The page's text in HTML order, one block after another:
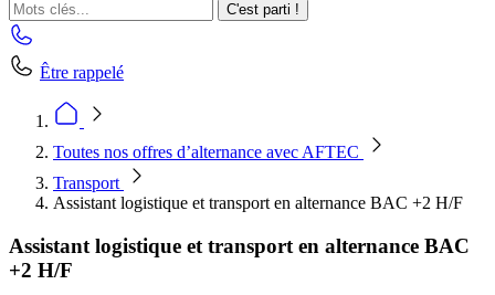
C'est parti !
Être rappelé
Toutes nos offres d’alternance avec AFTEC
Transport
Assistant logistique et transport en alternance BAC +2 H/F
Assistant logistique et transport en alternance BAC
+2 H/F